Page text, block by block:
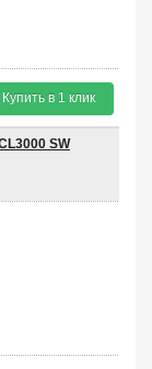
Купить в 1 клик
SW